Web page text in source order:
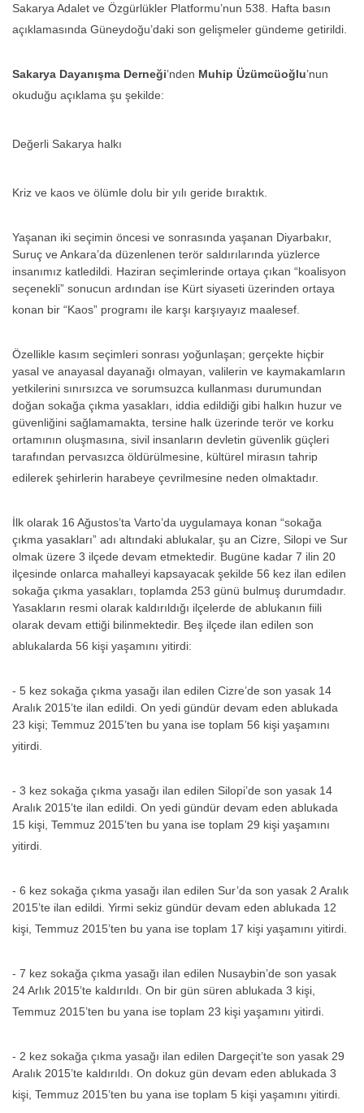
Sakarya Adalet ve Özgürlükler Platformu’nun 538. Hafta basın
açıklamasında Güneydoğu’daki son gelişmeler gündeme getirildi.
Sakarya Dayanışma Derneği’nden Muhip Üzümcüoğlu’nun
okuduğu açıklama şu şekilde:
Değerli Sakarya halkı
Kriz ve kaos ve ölümle dolu bir yılı geride bıraktık.
Yaşanan iki seçimin öncesi ve sonrasında yaşanan Diyarbakır,
Suruç ve Ankara’da düzenlenen terör saldırılarında yüzlerce
insanımız katledildi. Haziran seçimlerinde ortaya çıkan “koalisyon
seçenekli” sonucun ardından ise Kürt siyaseti üzerinden ortaya
konan bir “Kaos” programı ile karşı karşıyayız maalesef.
Özellikle kasım seçimleri sonrası yoğunlaşan; gerçekte hiçbir
yasal ve anayasal dayanağı olmayan, valilerin ve kaymakamların
yetkilerini sınırsızca ve sorumsuzca kullanması durumundan
doğan sokağa çıkma yasakları, iddia edildiği gibi halkın huzur ve
güvenliğini sağlamamakta, tersine halk üzerinde terör ve korku
ortamının oluşmasına, sivil insanların devletin güvenlik güçleri
tarafından pervasızca öldürülmesine, kültürel mirasın tahrip
edilerek şehirlerin harabeye çevrilmesine neden olmaktadır.
İlk olarak 16 Ağustos’ta Varto’da uygulamaya konan “sokağa
çıkma yasakları” adı altındaki ablukalar, şu an Cizre, Silopi ve Sur
olmak üzere 3 ilçede devam etmektedir. Bugüne kadar 7 ilin 20
ilçesinde onlarca mahalleyi kapsayacak şekilde 56 kez ilan edilen
sokağa çıkma yasakları, toplamda 253 günü bulmuş durumdadır.
Yasakların resmi olarak kaldırıldığı ilçelerde de ablukanın fiili
olarak devam ettiği bilinmektedir. Beş ilçede ilan edilen son
ablukalarda 56 kişi yaşamını yitirdi:
- 5 kez sokağa çıkma yasağı ilan edilen Cizre’de son yasak 14
Aralık 2015’te ilan edildi. On yedi gündür devam eden ablukada
23 kişi; Temmuz 2015’ten bu yana ise toplam 56 kişi yaşamını
yitirdi.
- 3 kez sokağa çıkma yasağı ilan edilen Silopi’de son yasak 14
Aralık 2015’te ilan edildi. On yedi gündür devam eden ablukada
15 kişi, Temmuz 2015’ten bu yana ise toplam 29 kişi yaşamını
yitirdi.
- 6 kez sokağa çıkma yasağı ilan edilen Sur’da son yasak 2 Aralık
2015’te ilan edildi. Yirmi sekiz gündür devam eden ablukada 12
kişi, Temmuz 2015’ten bu yana ise toplam 17 kişi yaşamını yitirdi.
- 7 kez sokağa çıkma yasağı ilan edilen Nusaybin’de son yasak
24 Arlık 2015’te kaldırıldı. On bir gün süren ablukada 3 kişi,
Temmuz 2015’ten bu yana ise toplam 23 kişi yaşamını yitirdi.
- 2 kez sokağa çıkma yasağı ilan edilen Dargeçit’te son yasak 29
Aralık 2015’te kaldırıldı. On dokuz gün devam eden ablukada 3
kişi, Temmuz 2015’ten bu yana ise toplam 5 kişi yaşamını yitirdi.